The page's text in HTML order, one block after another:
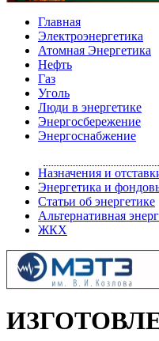
Главная
Электроэнергетика
Атомная Энергетика
Нефть
Газ
Уголь
Люди в энергетике
Энергосбережение
Энергоснабжение
Назначения и
Энергетика и
Статьи об энергетике
Альтернативная
ЖКХ